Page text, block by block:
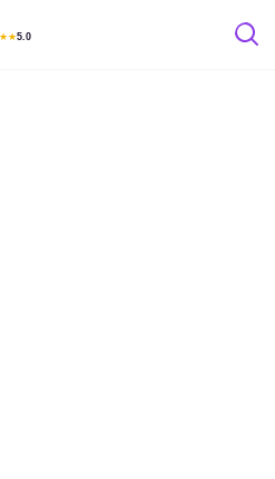
★ ★5.0
Отзывы Яндекс